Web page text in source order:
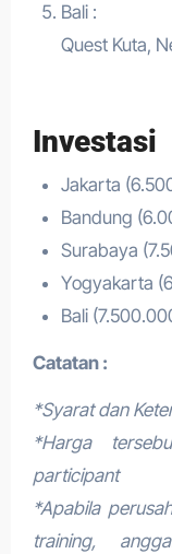
Bali :
Quest Kuta,
Investasi
Jakarta
Bandung
Surabaya
Yogyakarta
Bali
Catatan :
*Syarat dan
*Harga
participant
*Apabila
training,